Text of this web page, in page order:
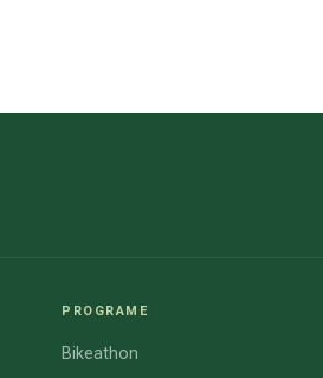
PROGRAME
Bikeathon